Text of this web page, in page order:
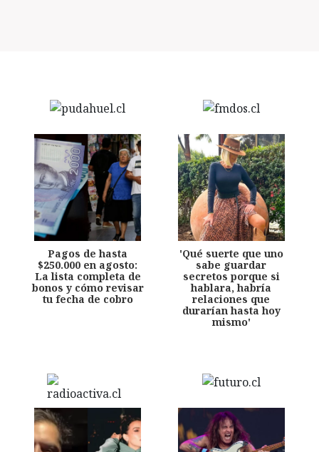
Pagos de hasta
$250.000 en agosto:
La lista completa de
bonos y cómo revisar
tu fecha de cobro
'Qué suerte que uno
sabe guardar
secretos porque si
hablara, habría
relaciones que
durarían hasta hoy
mismo'